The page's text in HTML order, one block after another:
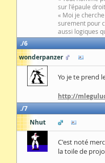
sur l'épaule
« Moi je
surement pour
aussi logiques
6
wonderpanzer
Yo je te prend
http://
7
Nhut
C'est noté
la toile de